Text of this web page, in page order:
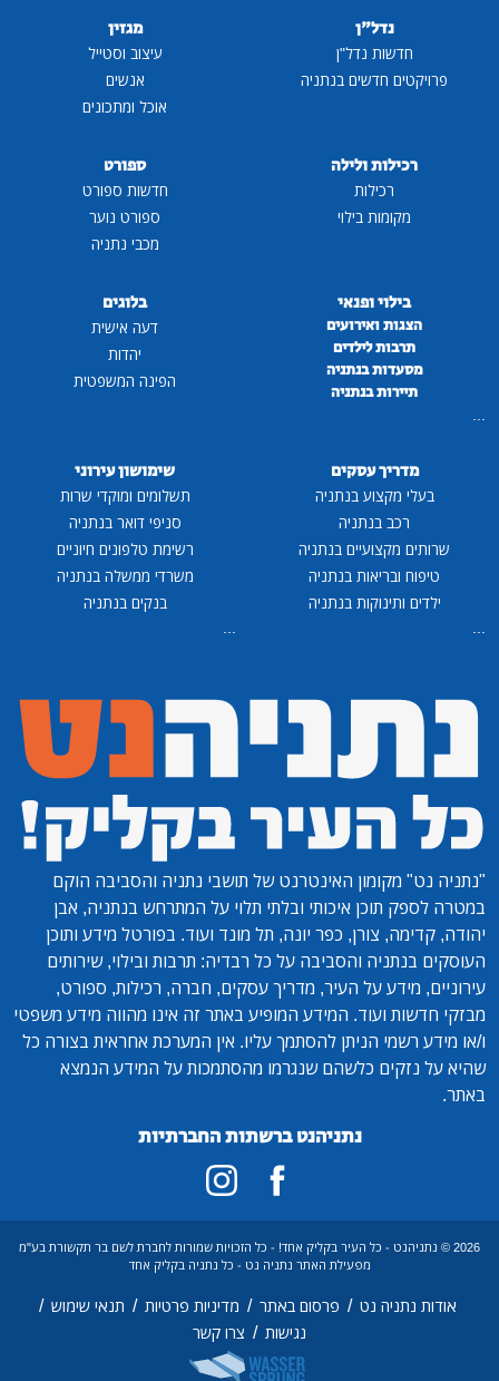
נדל"ן
חדשות נדל"ן
פרויקטים חדשים בנתניה
מגזין
עיצוב וסטייל
אנשים
אוכל ומתכונים
רכילות ולילה
רכילות
מקומות בילוי
ספורט
חדשות ספורט
ספורט נוער
מכבי נתניה
בילוי ופנאי
הצגות ואירועים
תרבות לילדים
מסעדות בנתניה
תיירות בנתניה
בלוגים
דעה אישית
יהדות
הפינה המשפטית
מדריך עסקים
בעלי מקצוע בנתניה
רכב בנתניה
שרותים מקצועיים בנתניה
טיפוח ובריאות בנתניה
ילדים ותינוקות בנתניה
שימושון עירוני
תשלומים ומוקדי שרות
סניפי דואר בנתניה
רשימת טלפונים חיוניים
משרדי ממשלה בנתניה
בנקים בנתניה
"נתניה נט" מקומון האינטרנט של תושבי נתניה והסביבה הוקם
במטרה לספק תוכן איכותי ובלתי תלוי על המתרחש בנתניה, אבן
יהודה, קדימה, צורן, כפר יונה, תל מונד ועוד. בפורטל מידע ותוכן
העוסקים בנתניה והסביבה על כל רבדיה: תרבות ובילוי, שירותים
עירוניים, מידע על העיר, מדריך עסקים, חברה, רכילות, ספורט,
מבזקי חדשות ועוד. המידע המופיע באתר זה אינו מהווה מידע משפטי
ו/או מידע רשמי הניתן להסתמך עליו. אין המערכת אחראית בצורה כל
שהיא על נזקים כלשהם שנגרמו מהסתמכות על המידע הנמצא
באתר.
נתניהנט ברשתות החברתיות
2026 © נתניהנט - כל העיר בקליק אחד! - כל הזכויות שמורות לחברת לשם בר תקשורת בע"מ
מפעילת האתר נתניה נט - כל נתניה בקליק אחד
אודות נתניה נט / פרסום באתר / מדיניות פרטיות / תנאי שימוש /
נגישות / צרו קשר